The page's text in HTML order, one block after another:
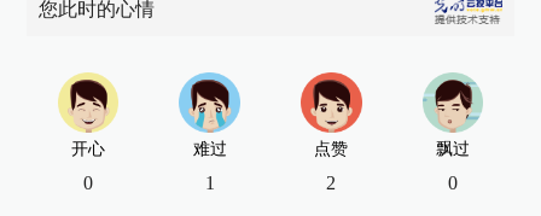
您此时的心情
开心
0
难过
1
点赞
2
飘过
0